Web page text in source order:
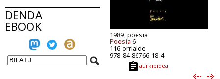
DENDA
EBOOK
1989, poesia
Poesia 6
116 orrialde
978-84-86766-18-4
aurkibidea